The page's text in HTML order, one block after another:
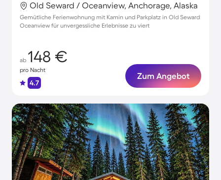
Old Seward / Oceanview, Anchorage, Alaska
Gemütliche Ferienwohnung mit Kamin und Parkplatz in Old Seward
Oceanview für unvergessliche Erlebnisse zu viert
ab 148 €
pro Nacht
4.7
Zum Angebot